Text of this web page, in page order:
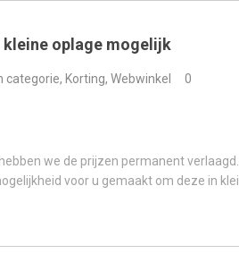
kleine oplage mogelijk
categorie, Korting, Webwinkel 0
we de prijzen permanent
voor u gemaakt om deze in